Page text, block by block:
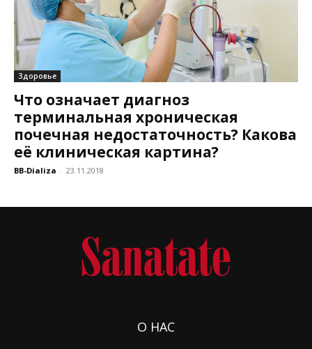
Здоровье
Что означает диагноз
терминальная хроническая
почечная недостаточность? Какова
её клиническая картина?
BB-Dializa - 23.11.2018
О НАС